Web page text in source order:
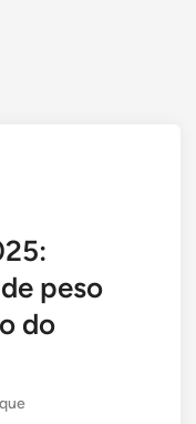
peso
do